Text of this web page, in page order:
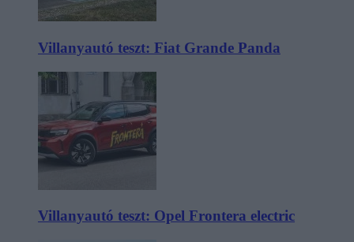
Villanyautó teszt: Fiat Grande Panda
Villanyautó teszt: Opel Frontera electric